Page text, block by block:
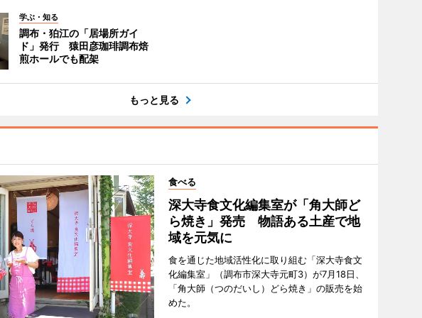
学ぶ・知る
調布・狛江の「居場所ガイ
ド」発行 猿田彦珈琲調布焙
煎ホールでも配架
もっと見る
食べる
深大寺食文化編集室が「角大師ど
ら焼き」発売 物語ある土産で地
域を元気に
食を通じた地域活性化に取り組む「深大寺食文
化編集室」（調布市深大寺元町3）が7月18日、
「角大師（つのだいし）どら焼き」の販売を始
めた。